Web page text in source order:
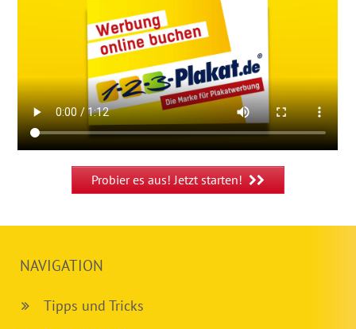
Probier es aus! Jetzt starten!
NAVIGATION
Tipps und Tricks